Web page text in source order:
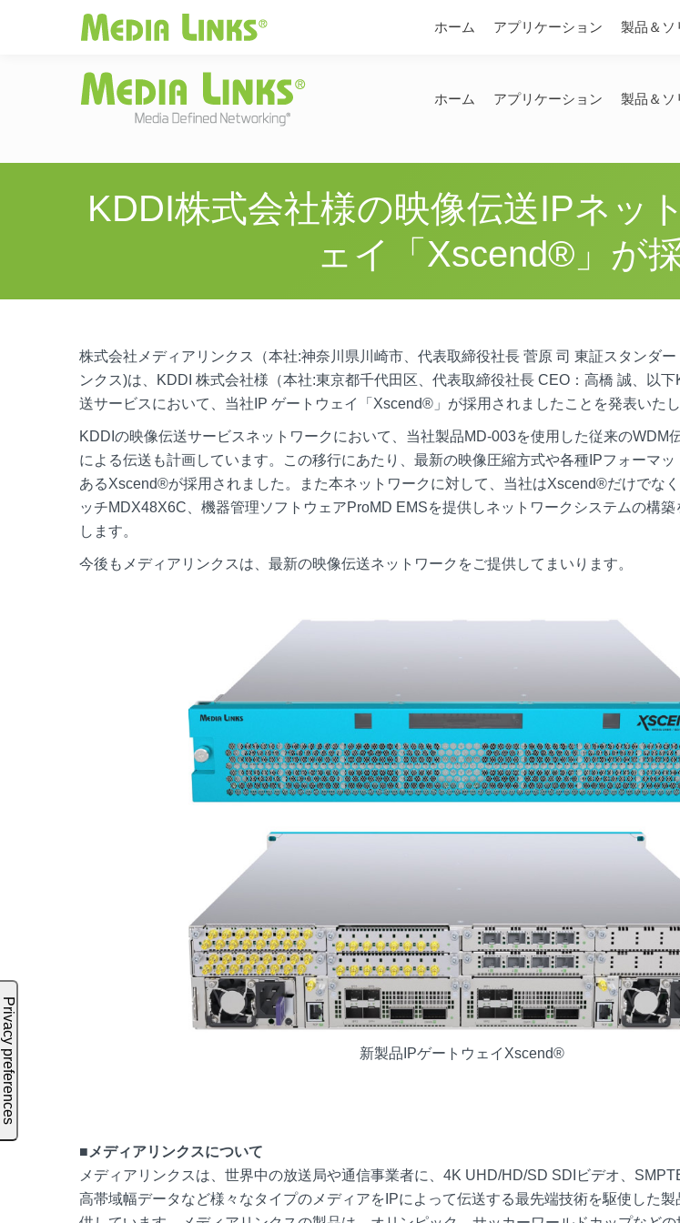
Media LinksJAPAN | Change
ホーム アプリケーション 製品＆ソ
KDDI株式会社様の映像伝送IPネッ
ェイ「Xscend®」が
株式会社メディアリンクス（本社:神奈川県川崎市、代表取締役社長 菅原 司 東証スタンダー
ンクス)は、KDDI 株式会社様（本社:東京都千代田区、代表取締役社長 CEO：高橋 誠、以
送サービスにおいて、当社IP ゲートウェイ「Xscend®」が採用されましたことを発表いたし
KDDIの映像伝送サービスネットワークにおいて、当社製品MD-003を使用した従来のWDM
による伝送も計画しています。この移行にあたり、最新の映像圧縮方式や各種IPフォーマ
あるXscend®が採用されました。また本ネットワークに対して、当社はXscend®だけでな
ッチMDX48X6C、機器管理ソフトウェアProMD EMSを提供しネットワークシステムの構
します。
今後もメディアリンクスは、最新の映像伝送ネットワークをご提供してまいります。
新製品IPゲートウェイXscend®
■メディアリンクスについて
メディアリンクスは、世界中の放送局や通信事業者に、4K UHD/HD/SD SDIビデオ、
高帯域幅データなど様々なタイプのメディアをIPによって伝送する最先端技術を駆使した
ホーム アプリケーション 製品＆ソ